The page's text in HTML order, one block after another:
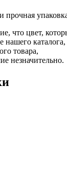
прочная
что цвет,
нашего
товара,
незначительно.